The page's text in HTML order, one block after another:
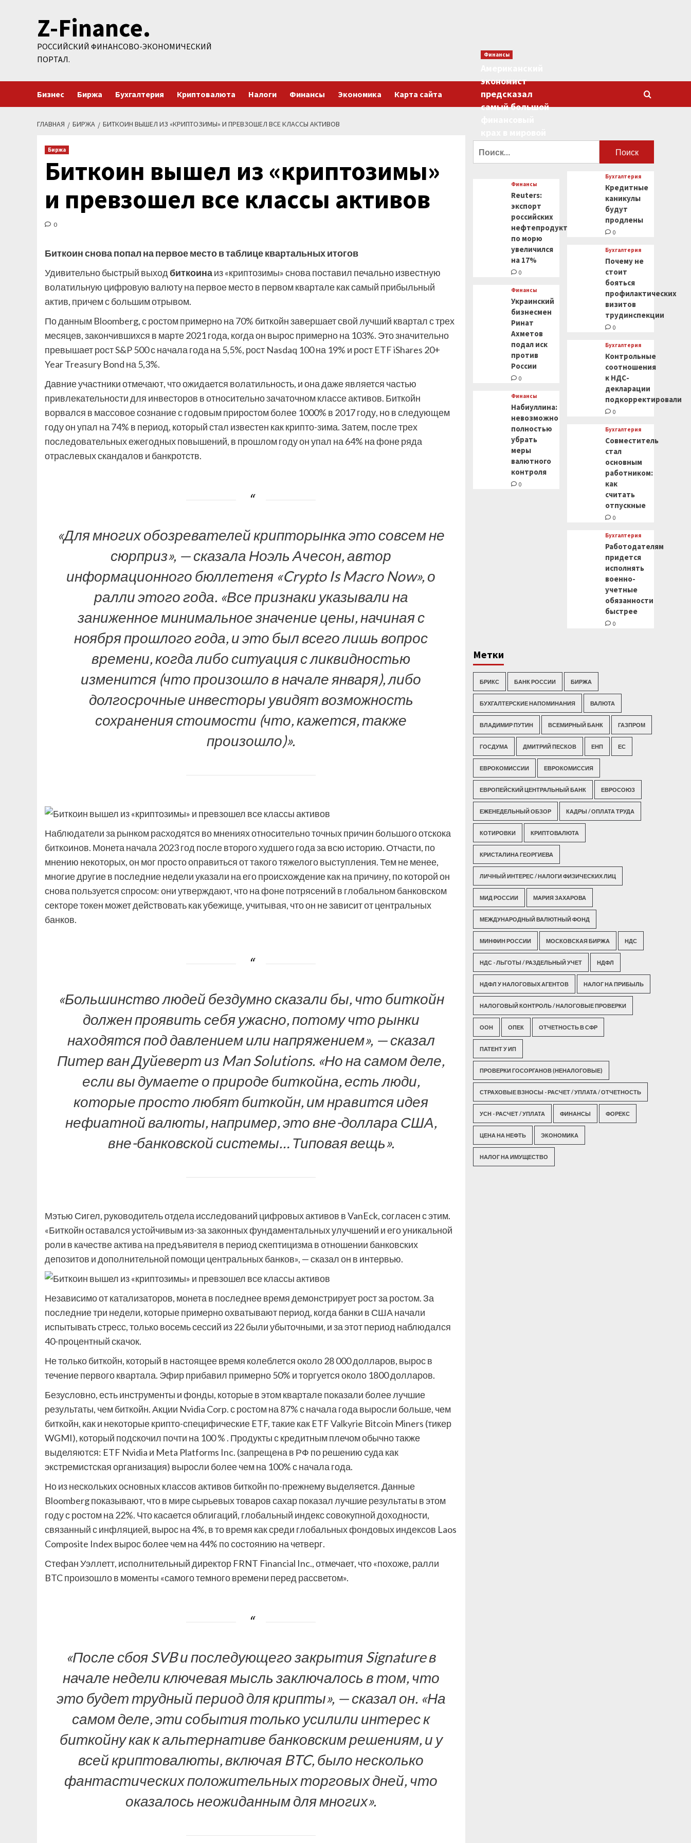
содержимомуZ-Finance.
РОССИЙСКИЙ ФИНАНСОВО-ЭКОНОМИЧЕСКИЙ
ПОРТАЛ.
Бизнес Биржа Бухгалтерия Криптовалюта Налоги Финансы Экономика Карта сайта
ГЛАВНАЯ БИРЖА БИТКОИН ВЫШЕЛ ИЗ «КРИПТОЗИМЫ» И ПРЕВЗОШЕЛ ВСЕ КЛАССЫ АКТИВОВ
Биржа
Биткоин вышел из «криптозимы»
и превзошел все классы активов
0
Биткоин снова попал на первое место в таблице квартальных итогов
Удивительно быстрый выходбиткоинаиз «криптозимы» снова поставил печально известную
волатильную цифровую валюту на первое место в первом квартале как самый прибыльный
актив, причем с большим отрывом.
По данным Bloomberg, с ростом примерно на 70% биткойн завершает свой лучший квартал с трех
месяцев, закончившихся в марте 2021 года, когда он вырос примерно на 103%. Это значительно
превышает рост S&P 500 с начала года на 5,5%, рост Nasdaq 100 на 19% и рост ETF iShares 20+
Year Treasury Bond на 5,3%.
Давние участники отмечают, что ожидается волатильность, и она даже является частью
привлекательности для инвесторов в относительно зачаточном классе активов. Биткойн
ворвался в массовое сознание с годовым приростом более 1000% в 2017 году, но в следующем
году он упал на 74% в период, который стал известен как крипто-зима. Затем, после трех
последовательных ежегодных повышений, в прошлом году он упал на 64% на фоне ряда
отраслевых скандалов и банкротств.
«Для многих обозревателей крипторынка это совсем не
сюрприз», — сказала Ноэль Ачесон, автор
информационного бюллетеня «Crypto Is Macro Now», о
ралли этого года. «Все признаки указывали на
заниженное минимальное значение цены, начиная с
ноября прошлого года, и это был всего лишь вопрос
времени, когда либо ситуация с ликвидностью
изменится (что произошло в начале января), либо
долгосрочные инвесторы увидят возможность
сохранения стоимости (что, кажется, также
произошло)».
Наблюдатели за рынком расходятся во мнениях относительно точных причин большого отскока
биткоинов. Монета начала 2023 год после второго худшего года за всю историю. Отчасти, по
мнению некоторых, он мог просто оправиться от такого тяжелого выступления. Тем не менее,
многие другие в последние недели указали на его происхождение как на причину, по которой он
снова пользуется спросом: они утверждают, что на фоне потрясений в глобальном банковском
секторе токен может действовать как убежище, учитывая, что он не зависит от центральных
банков.
«Большинство людей бездумно сказали бы, что биткойн
должен проявить себя ужасно, потому что рынки
находятся под давлением или напряжением», — сказал
Питер ван Дуйеверт из Man Solutions. «Но на самом деле,
если вы думаете о природе биткойна, есть люди,
которые просто любят биткойн, им нравится идея
нефиатной валюты, например, это вне-доллара США,
вне-банковской системы… Типовая вещь».
Мэтью Сигел, руководитель отдела исследований цифровых активов в VanEck, согласен с этим.
«Биткойн оставался устойчивым из-за законных фундаментальных улучшений и его уникальной
роли в качестве актива на предъявителя в период скептицизма в отношении банковских
депозитов и дополнительной помощи центральных банков», — сказал он в интервью.
Независимо от катализаторов, монета в последнее время демонстрирует рост за ростом. За
последние три недели, которые примерно охватывают период, когда банки в США начали
испытывать стресс, только восемь сессий из 22 были убыточными, и за этот период наблюдался
40-процентный скачок.
Не только биткойн, который в настоящее время колеблется около 28 000 долларов, вырос в
течение первого квартала. Эфир прибавил примерно 50% и торгуется около 1800 долларов.
Безусловно, есть инструменты и фонды, которые в этом квартале показали более лучшие
результаты, чем биткойн. Акции Nvidia Corp. с ростом на 87% с начала года выросли больше, чем
биткойн, как и некоторые крипто-специфические ETF, такие как ETF Valkyrie Bitcoin Miners (тикер
WGMI), который подскочил почти на 100 % . Продукты с кредитным плечом обычно также
выделяются: ETF Nvidia и Meta Platforms Inc. (запрещена в РФ по решению суда как
экстремистская организация) выросли более чем на 100% с начала года.
Но из нескольких основных классов активов биткойн по-прежнему выделяется. Данные
Bloomberg показывают, что в мире сырьевых товаров сахар показал лучшие результаты в этом
году с ростом на 22%. Что касается облигаций, глобальный индекс совокупной доходности,
связанный с инфляцией, вырос на 4%, в то время как среди глобальных фондовых индексов Laos
Composite Index вырос более чем на 44% по состоянию на четверг.
Стефан Уэллетт, исполнительный директор FRNT Financial Inc., отмечает, что «похоже, ралли
BTC произошло в моменты «самого темного времени перед рассветом».
«После сбоя SVB и последующего закрытия Signature в
начале недели ключевая мысль заключалось в том, что
это будет трудный период для крипты», — сказал он. «На
самом деле, эти события только усилили интерес к
биткойну как к альтернативе банковским решениям, и у
всей криптовалюты, включая BTC, было несколько
фантастических положительных торговых дней, что
оказалось неожиданным для многих».
Финансы
экономист
предсказал
самый большой
Финансы
Reuters:
экспорт
российских
нефтепродуктов
по морю
увеличился
на 17%
0
Финансы
Украинский
бизнесмен
Ринат
Ахметов
подал иск
против
России
0
Финансы
Набиуллина:
невозможно
полностью
убрать
меры
валютного
контроля
0
Бухгалтерия
Кредитные
каникулы
будут
продлены
0
Бухгалтерия
Почему не
стоит
бояться
профилактических
визитов
трудинспекции
0
Бухгалтерия
Контрольные
соотношения
к НДС-
декларации
подкорректировали
0
Бухгалтерия
Совместитель
стал
основным
работником:
как
считать
отпускные
0
Бухгалтерия
Работодателям
придется
исполнять
военно-
учетные
обязанности
быстрее
0
Метки
БРИКС БАНК РОССИИ БИРЖА
БУХГАЛТЕРСКИЕ НАПОМИНАНИЯ ВАЛЮТА
ВЛАДИМИР ПУТИН ВСЕМИРНЫЙ БАНК ГАЗПРОМ
ГОСДУМА ДМИТРИЙ ПЕСКОВ ЕНП ЕС
ЕВРОКОМИССИИ ЕВРОКОМИССИЯ
ЕВРОПЕЙСКИЙ ЦЕНТРАЛЬНЫЙ БАНК ЕВРОСОЮЗ
ЕЖЕНЕДЕЛЬНЫЙ ОБЗОР КАДРЫ / ОПЛАТА ТРУДА
КОТИРОВКИ КРИПТОВАЛЮТА
КРИСТАЛИНА ГЕОРГИЕВА
ЛИЧНЫЙ ИНТЕРЕС / НАЛОГИ ФИЗИЧЕСКИХ ЛИЦ
МИД РОССИИ МАРИЯ ЗАХАРОВА
МЕЖДУНАРОДНЫЙ ВАЛЮТНЫЙ ФОНД
МИНФИН РОССИИ МОСКОВСКАЯ БИРЖА НДС
НДС - ЛЬГОТЫ / РАЗДЕЛЬНЫЙ УЧЕТ НДФЛ
НДФЛ У НАЛОГОВЫХ АГЕНТОВ НАЛОГ НА ПРИБЫЛЬ
НАЛОГОВЫЙ КОНТРОЛЬ / НАЛОГОВЫЕ ПРОВЕРКИ
ООН ОПЕК ОТЧЕТНОСТЬ В СФР
ПАТЕНТ У ИП
ПРОВЕРКИ ГОСОРГАНОВ (НЕНАЛОГОВЫЕ)
СТРАХОВЫЕ ВЗНОСЫ - РАСЧЕТ / УПЛАТА / ОТЧЕТНОСТЬ
УСН - РАСЧЕТ / УПЛАТА ФИНАНСЫ ФОРЕКС
ЦЕНА НА НЕФТЬ ЭКОНОМИКА
НАЛОГ НА ИМУЩЕСТВО